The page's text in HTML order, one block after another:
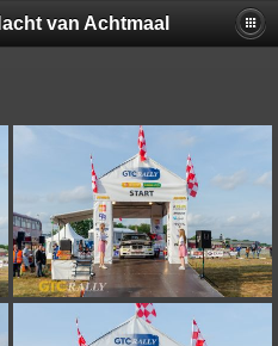
van Achtmaal